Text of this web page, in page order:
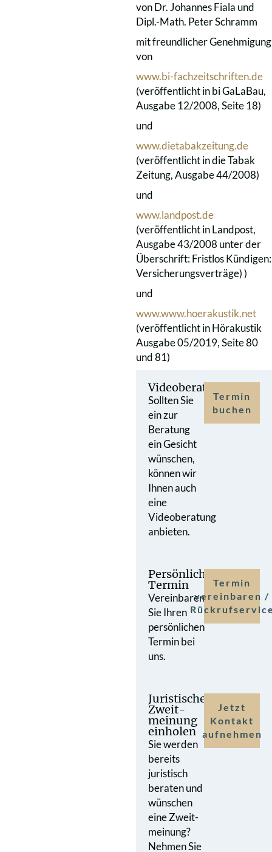
von Dr. Johannes Fiala und
Dipl.-Math. Peter Schramm
mit freundlicher Genehmigung
von
www.bi-fachzeitschriften.de
(veröffentlicht in bi GaLaBau,
Ausgabe 12/2008, Seite 18)
und
www.dietabakzeitung.de
(veröffentlicht in die Tabak
Zeitung, Ausgabe 44/2008)
und
www.landpost.de
(veröffentlicht in Landpost,
Ausgabe 43/2008 unter der
Überschrift: Fristlos Kündigen:
Versicherungsverträge) )
und
www.www.hoerakustik.net
(veröffentlicht in Hörakustik
Ausgabe 05/2019, Seite 80
und 81)
Videoberatung
Sollten Sie
ein zur
Beratung
ein Gesicht
wünschen,
können wir
Ihnen auch
eine
Videoberatung
anbieten.
Termin
buchen
Persönlicher
Termin
Vereinbaren
Sie Ihren
persönlichen
Termin bei
uns.
Termin
vereinbaren /
Juristische
Zweit­
meinung
einholen
Sie werden
bereits
juristisch
beraten und
wünschen
eine Zweit­
meinung?
Nehmen Sie
Jetzt
Kontakt
aufnehmen